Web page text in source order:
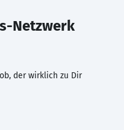
Netzwerk
der wirklich zu Dir